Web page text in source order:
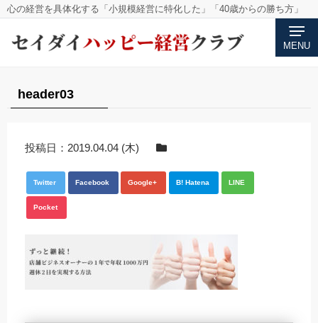
心の経営を具体化する「小規模経営に特化した」「40歳からの勝ち方」
MENU
header03
投稿日： 2019.04.04 (木)
Twitter Facebook Google+ B! Hatena LINE
Pocket